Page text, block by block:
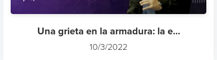
Una grieta en la armadura: la e...
10/3/2022